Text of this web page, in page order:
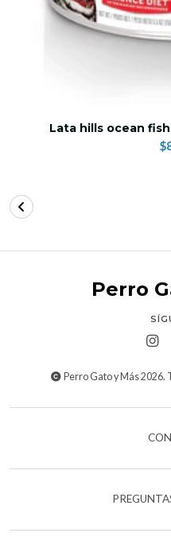
Lata hills ocean
Perro
Perro Gato y Más 2026.